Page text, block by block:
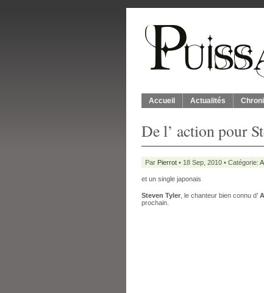
Accueil Actualités
De l’ action pour
Par Pierrot • 18 Sep, 2010 • Catégorie:
et un single japonais
Steven Tyler , le chanteur bien connu d’
prochain.